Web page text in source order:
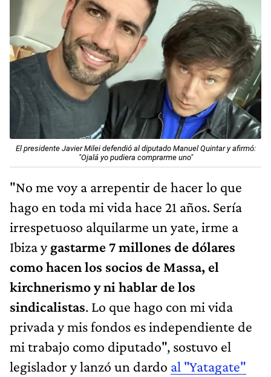
El presidente Javier Milei defendió al diputado Manuel Quintar y afirmó:
"Ojalá yo pudiera comprarme uno"
"No me voy a arrepentir de hacer lo que
hago en toda mi vida hace 21 años. Sería
irrespetuoso alquilarme un yate, irme a
Ibiza ygastarme 7 millones de dólares
como hacen los socios de Massa, el
kirchnerismo y ni hablar de los
sindicalistas. Lo que hago con mi vida
privada y mis fondos es independiente de
mi trabajo como diputado", sostuvo el
legislador y lanzó un dardo al "Yatagate"